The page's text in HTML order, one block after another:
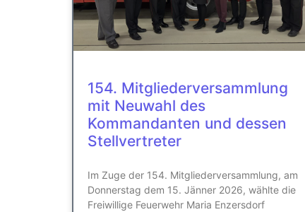
154. Mitgliederversammlung
mit Neuwahl des
Kommandanten und dessen
Stellvertreter
Im Zuge der 154. Mitgliederversammlung, am
Donnerstag dem 15. Jänner 2026, wählte die
Freiwillige Feuerwehr Maria Enzersdorf